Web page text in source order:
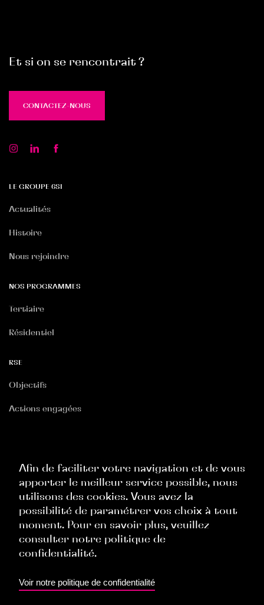
Et si on se rencontrait ?
CONTACTEZ-NOUS
LE GROUPE 6SI
Actualités
Histoire
Nous rejoindre
NOS PROGRAMMES
Tertiaire
Résidentiel
RSE
Objectifs
Actions engagées
Politique Commerciale
Politique Ressources Humaines
Afin de faciliter votre navigation et de vous
apporter le meilleur service possible, nous
utilisons des cookies. Vous avez la
possibilité de paramétrer vos choix à tout
moment. Pour en savoir plus, veuillez
consulter notre politique de
confidentialité.
Voir notre politique de confidentialité